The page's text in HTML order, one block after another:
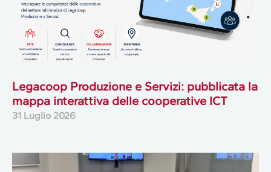
Legacoop Produzione e Servizi: pubblicata la
mappa interattiva delle cooperative ICT
31 Luglio 2026